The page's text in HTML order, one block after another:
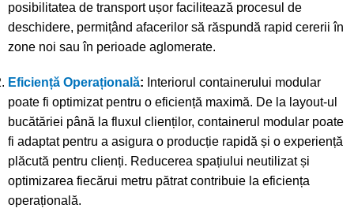
posibilitatea de transport ușor facilitează procesul de
deschidere, permițând afacerilor să răspundă rapid cererii în
zone noi sau în perioade aglomerate.
Eficiență Operațională: Interiorul containerului modular
poate fi optimizat pentru o eficiență maximă. De la layout-ul
bucătăriei până la fluxul clienților, containerul modular poate
fi adaptat pentru a asigura o producție rapidă și o experiență
plăcută pentru clienți. Reducerea spațiului neutilizat și
optimizarea fiecărui metru pătrat contribuie la eficiența
operațională.